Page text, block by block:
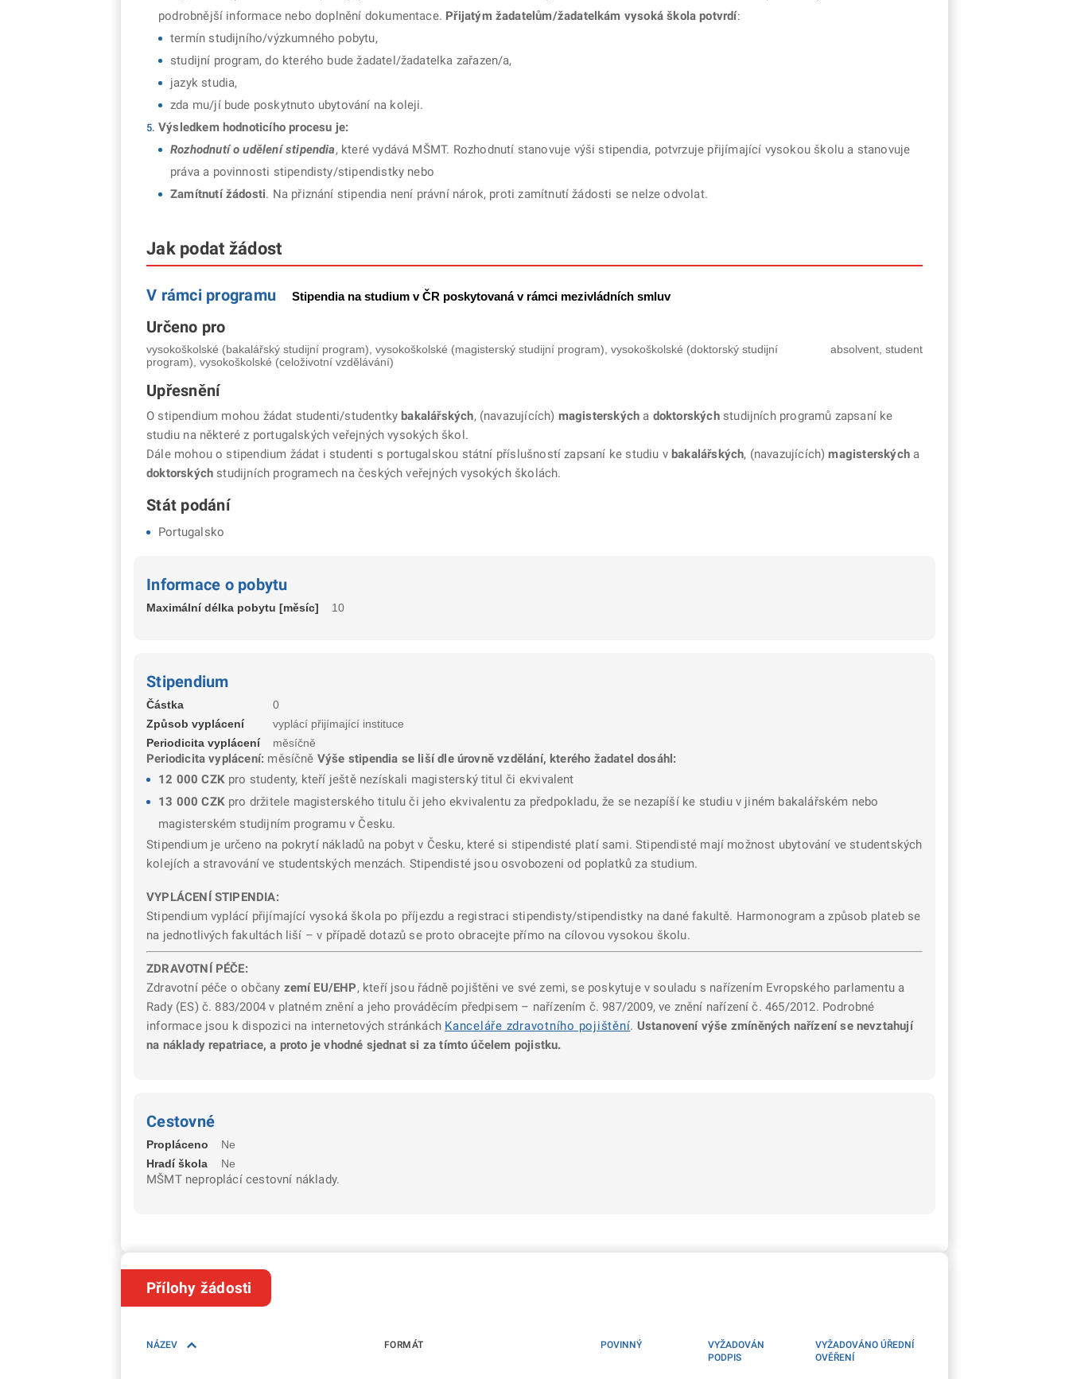
podrobnější informace nebo doplnění dokumentace. Přijatým žadatelům/žadatelkám vysoká škola potvrdí:
termín studijního/výzkumného pobytu,
studijní program, do kterého bude žadatel/žadatelka zařazen/a,
jazyk studia,
zda mu/jí bude poskytnuto ubytování na koleji.
Výsledkem hodnoticího procesu je:
Rozhodnutí o udělení stipendia, které vydává MŠMT. Rozhodnutí stanovuje výši stipendia, potvrzuje přijímající vysokou školu a stanovuje
práva a povinnosti stipendisty/stipendistky nebo
Zamítnutí žádosti. Na přiznání stipendia není právní nárok, proti zamítnutí žádosti se nelze odvolat.
Jak podat žádost
V rámci programu Stipendia na studium v ČR poskytovaná v rámci mezivládních smluv
Určeno pro
vysokoškolské (bakalářský studijní program), vysokoškolské (magisterský studijní program), vysokoškolské (doktorský studijní
program), vysokoškolské (celoživotní vzdělávání)
absolvent, student
Upřesnění
O stipendium mohou žádat studenti/studentky bakalářských, (navazujících) magisterských a doktorskýchstudijních programů zapsaní ke
studiu na některé z portugalských veřejných vysokých škol.
Dále mohou o stipendium žádat i studenti s portugalskou státní příslušností zapsaní ke studiu v bakalářských, (navazujících)magisterskýcha
doktorských studijních programech na českých veřejných vysokých školách.
Stát podání
Portugalsko
Informace o pobytu
Maximální délka pobytu [měsíc] 10
Stipendium
Částka
0
Způsob vyplácení
vyplácí přijímající instituce
Periodicita vyplácení
měsíčně
Periodicita vyplácení: měsíčně Výše stipendia se liší dle úrovně vzdělání, kterého žadatel dosáhl:
12 000 CZKpro studenty, kteří ještě nezískali magisterský titul či ekvivalent
13 000 CZKpro držitele magisterského titulu či jeho ekvivalentu za předpokladu, že se nezapíší ke studiu v jiném bakalářském nebo
magisterském studijním programu v Česku.
Stipendium je určeno na pokrytí nákladů na pobyt v Česku, které si stipendisté platí sami. Stipendisté mají možnost ubytování ve studentských
kolejích a stravování ve studentských menzách. Stipendisté jsou osvobozeni od poplatků za studium.
VYPLÁCENÍ STIPENDIA:
Stipendium vyplácí přijímající vysoká škola po příjezdu a registraci stipendisty/stipendistky na dané fakultě. Harmonogram a způsob plateb se
na jednotlivých fakultách liší – v případě dotazů se proto obracejte přímo na cílovou vysokou školu.
ZDRAVOTNÍ PÉČE:
Zdravotní péče o občany zemí EU/EHP, kteří jsou řádně pojištěni ve své zemi, se poskytuje v souladu s nařízením Evropského parlamentu a
Rady (ES) č. 883/2004 v platném znění a jeho prováděcím předpisem – nařízením č. 987/2009, ve znění nařízení č. 465/2012. Podrobné
informace jsou k dispozici na internetových stránkách Kanceláře zdravotního pojištění. Ustanovení výše zmíněných nařízení se nevztahují
na náklady repatriace, a proto je vhodné sjednat si za tímto účelem pojistku.
Cestovné
Propláceno
Ne
Hradí škola
Ne
MŠMT neproplácí cestovní náklady.
Přílohy žádosti
NÁZEV FORMÁT POVINNÝ
VYŽADOVÁN
PODPIS
VYŽADOVÁNO ÚŘEDNÍ
OVĚŘENÍ